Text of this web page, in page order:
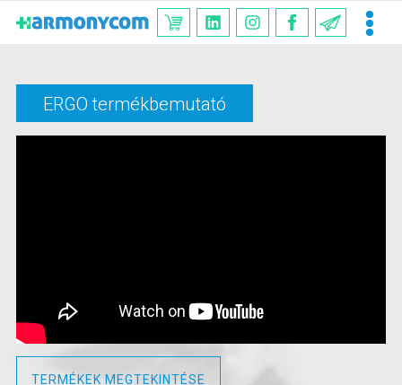
ERGO termékbemutató
TERMÉKEK MEGTEKINTÉSE